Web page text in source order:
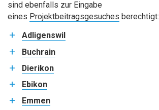
sind ebenfalls zur Eingabe
eines Projektbeitragsgesuches berechtigt:
Adligenswil
Buchrain
Dierikon
Ebikon
Emmen